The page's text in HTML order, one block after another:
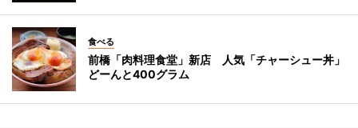
食べる
前橋「肉料理食堂」新店 人気「チャーシュー丼」
どーんと400グラム